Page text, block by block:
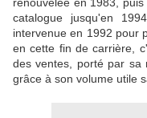
catalogue jusqu'en
intervenue en 1992 pour
en cette fin de carrière,
des ventes, porté par sa
grâce à son volume utile